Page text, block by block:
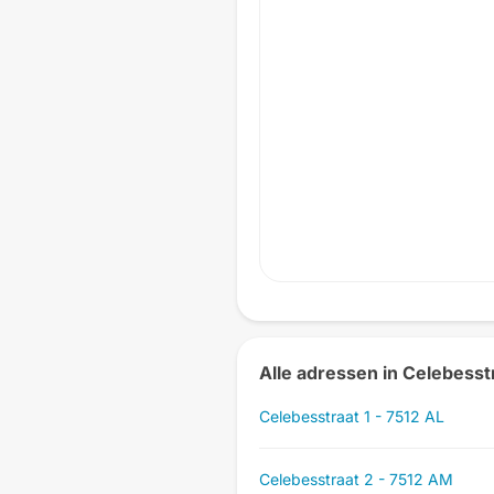
Alle adressen in
Celebesstraat 1 - 7512 AL
Celebesstraat 2 - 7512 AM